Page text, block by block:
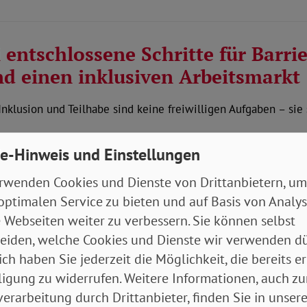
Schritte für
einen inklusiven Arbeitsmarkt
und Teilhabe sind keine freiwilligen Aufgaben – sie
jetzt auf 15,12 Euro
„Gute Arbeit muss gesichert werden und wer arbeitet,
Hinweis und Einstellungen
Cookies und Dienste von Drittanbietern,
Service zu bieten und auf Basis von
Webseiten weiter zu verbessern. Sie können selbst
welche Cookies und Dienste wir verwenden
haben Sie jederzeit die Möglichkeit, die bereits
zu widerrufen. Weitere Informationen, auch
durch Drittanbieter, finden Sie in